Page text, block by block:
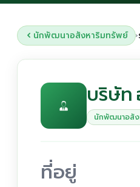
นักพัฒนาอสังหาริมทรัพย์ ›
บริษัท
นักพัฒนาอสั
ที่อยู่